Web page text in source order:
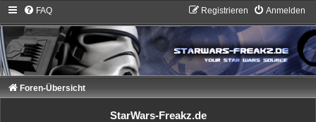
FAQ Anmelden
Registrieren
Foren-Übersicht
StarWars-Freakz.de